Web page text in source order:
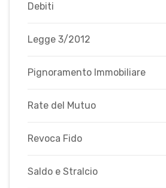
Debiti
Legge 3/2012
Pignoramento Immobiliare
Rate del Mutuo
Revoca Fido
Saldo e Stralcio